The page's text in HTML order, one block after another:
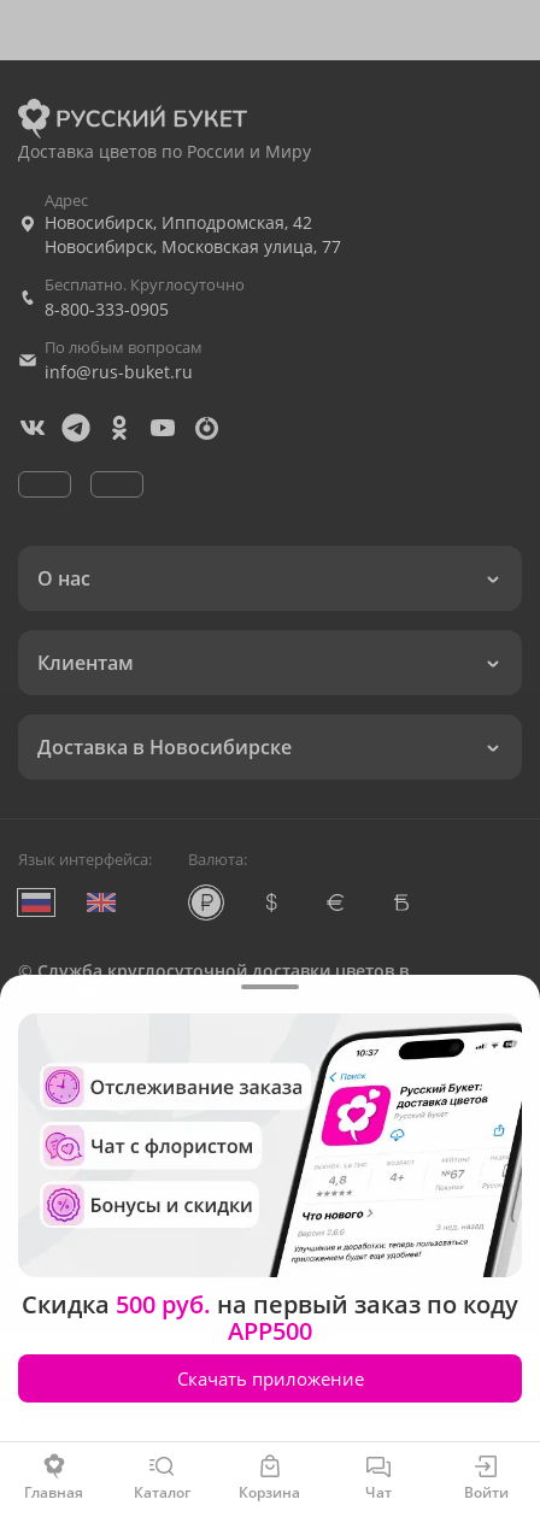
Заказать
Доставка цветов по России и Миру
Адрес
Новосибирск, Ипподромская, 42
Новосибирск, Московская улица, 77
Бесплатно. Круглосуточно
8-800-333-0905
По любым вопросам
info@rus-buket.ru
О нас
Клиентам
Доставка в Новосибирске
Язык интерфейса: Валюта:
©Служба круглосуточной доставки цветов в
Русский Букет, 2026
Общество с ограниченной ответственностью «Технология»
ОГРН: 1195476081745, ИНН: 5410081997
Юридический адрес: г. Новосибирск, ул. Ипподромская,
д.42, оф. 3
Рейтинг Русского букета в г. Новосибирск
Главная Каталог Корзина Чат Войти
Скидка 500 руб. на первый заказ по коду
APP500
Скачать приложение